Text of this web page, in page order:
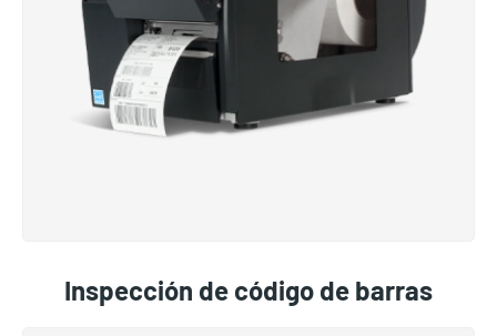
Inspección de código de barras